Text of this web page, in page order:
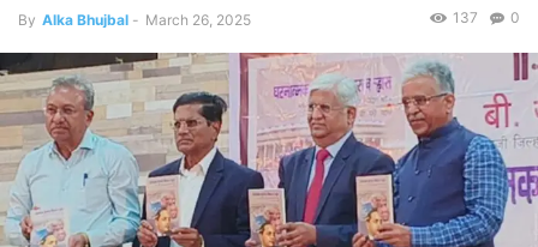
By Alka Bhujbal - March 26, 2025 0
137